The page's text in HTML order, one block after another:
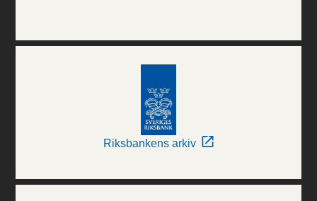
Riksbankens arkiv